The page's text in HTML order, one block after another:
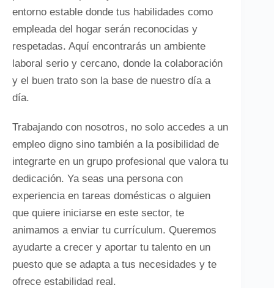
entorno estable donde tus habilidades como
empleada del hogar serán reconocidas y
respetadas. Aquí encontrarás un ambiente
laboral serio y cercano, donde la colaboración
y el buen trato son la base de nuestro día a
día.
Trabajando con nosotros, no solo accedes a un
empleo digno sino también a la posibilidad de
integrarte en un grupo profesional que valora tu
dedicación. Ya seas una persona con
experiencia en tareas domésticas o alguien
que quiere iniciarse en este sector, te
animamos a enviar tu currículum. Queremos
ayudarte a crecer y aportar tu talento en un
puesto que se adapta a tus necesidades y te
ofrece estabilidad real.